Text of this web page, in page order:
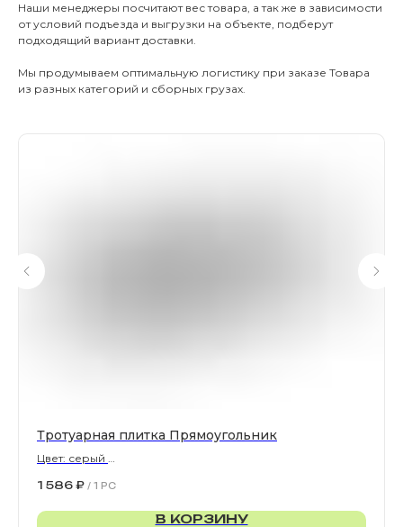
Наши менеджеры посчитают вес товара, а так же в зависимости
от условий подъезда и выгрузки на объекте, подберут
подходящий вариант доставки.
Мы продумываем оптимальную логистику при заказе Товара
из разных категорий и сборных грузах.
Тротуарная плитка Прямоугольник
Цвет: серый
1 586 ₽ / 1 PC
В КОРЗИНУ
ПОМОЩЬ
Правила обработки персональных данных
Навесы,